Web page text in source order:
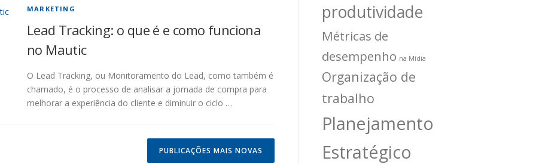
MARKETING
Lead Tracking: o que é e como funciona
no Mautic
O Lead Tracking, ou Monitoramento do Lead, como também é
chamado, é o processo de analisar a jornada de compra para
melhorar a experiência do cliente e diminuir o ciclo …
PUBLICAÇÕES MAIS NOVAS
produtividade
Métricas de
desempenho na Mídia
Organização de
trabalho
Planejamento
Estratégico